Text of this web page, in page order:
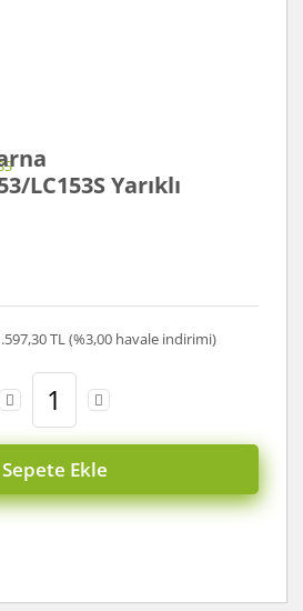
LC153S Yarıklı
TL (%3,00 havale indirimi)
Sepete Ekle